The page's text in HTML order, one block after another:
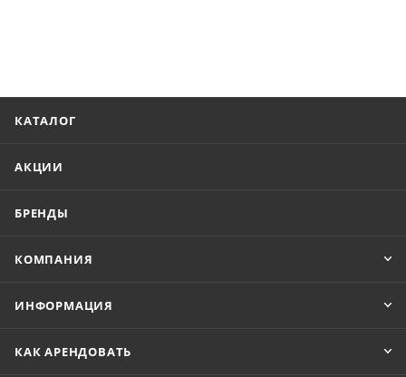
КАТАЛОГ
АКЦИИ
БРЕНДЫ
КОМПАНИЯ
ИНФОРМАЦИЯ
КАК АРЕНДОВАТЬ